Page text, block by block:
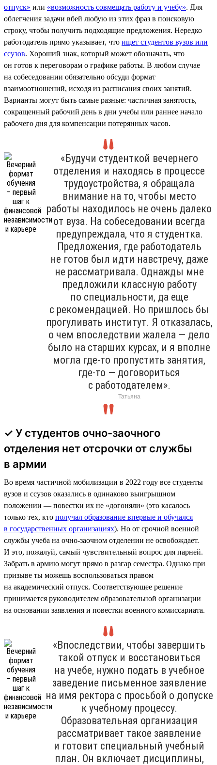
отпуск» или «возможность совмещать работу и учебу». Для
облегчения задачи вбей любую из этих фраз в поисковую
строку, чтобы получить подходящие предложения. Нередко
работодатель прямо указывает, что ищет студентов вузов или
ссузов. Хороший знак, который может обозначать, что
он готов к переговорам о графике работы. В любом случае
на собеседовании обязательно обсуди формат
взаимоотношений, исходя из расписания своих занятий.
Варианты могут быть самые разные: частичная занятость,
сокращенный рабочий день в дни учебы или раннее начало
рабочего дня для компенсации потерянных часов.
«Будучи студенткой вечернего
отделения и находясь в процессе
трудоустройства, я обращала
внимание на то, чтобы место
работы находилось не очень далеко
от вуза. На собеседовании всегда
предупреждала, что я студентка.
Предложения, где работодатель
не готов был идти навстречу, даже
не рассматривала. Однажды мне
предложили классную работу
по специальности, да еще
с рекомендацией. Но пришлось бы
прогуливать институт. Я отказалась,
о чем впоследствии жалела — дело
было на старших курсах, и я вполне
могла где-то пропустить занятия,
где-то — договориться
с работодателем».
Татьяна
✓ У студентов очно-заочного
отделения нет отсрочки от службы
в армии
Во время частичной мобилизации в 2022 году все студенты
вузов и ссузов оказались в одинаково выигрышном
положении — повестки их не «догоняли» (это касалось
только тех, кто получал образование впервые и обучался
в государственных организациях). Но от срочной военной
службы учеба на очно-заочном отделении не освобождает.
И это, пожалуй, самый чувствительный вопрос для парней.
Забрать в армию могут прямо в разгар семестра. Однако при
призыве ты можешь воспользоваться правом
на академический отпуск. Соответствующее решение
принимается руководителем образовательной организации
на основании заявления и повестки военного комиссариата.
«Впоследствии, чтобы завершить
такой отпуск и восстановиться
на учебе, нужно подать в учебное
заведение письменное заявление
на имя ректора с просьбой о допуске
к учебному процессу.
Образовательная организация
рассматривает такое заявление
и готовит специальный учебный
план. Он включает дисциплины,